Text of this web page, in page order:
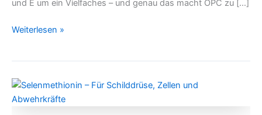
und E um ein Vielfaches – und genau das macht OPC zu […]
Weiterlesen »
Selenmethionin
–